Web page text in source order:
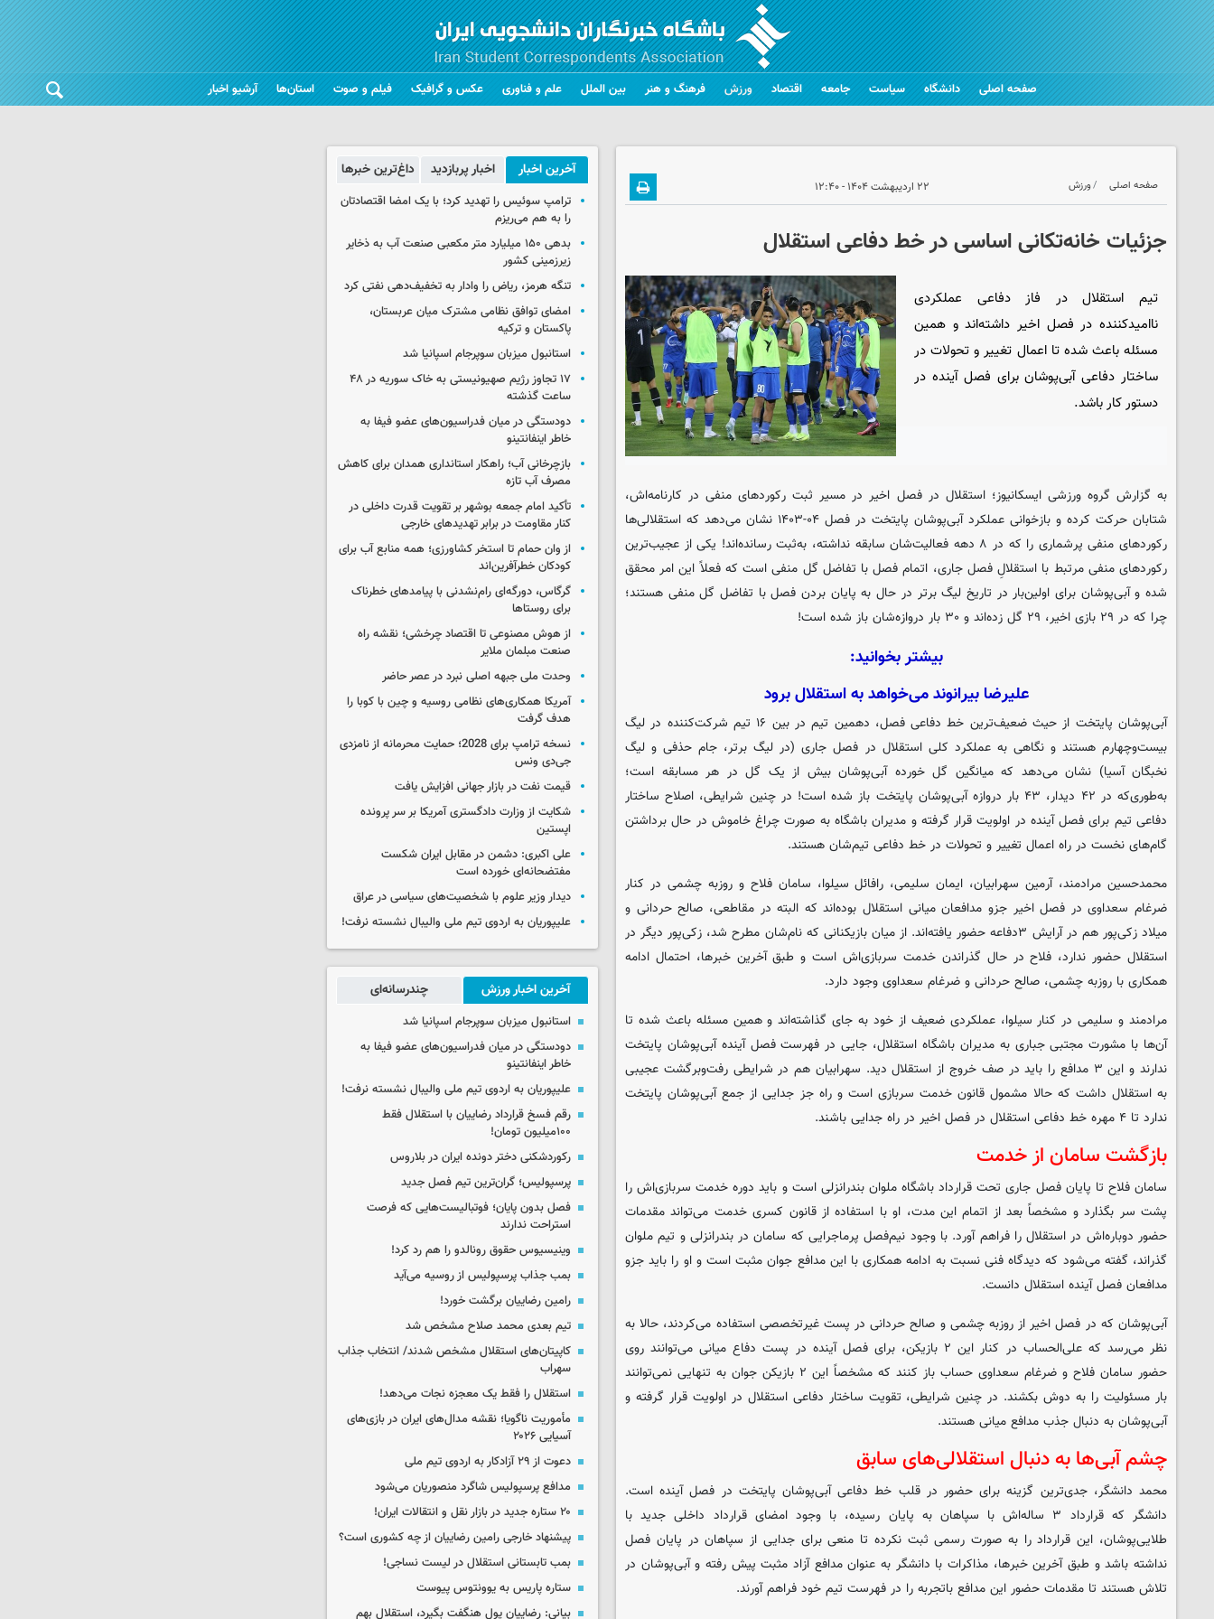
صفحه اصلی دانشگاه سیاست جامعه اقتصاد ورزش فرهنگ و هنر بین الملل علم و فناوری عکس و گرافیک فیلم و صوت استان‌ها آرشیو اخبار
صفحه اصلی ورزش ۲۲ اردیبهشت ۱۴۰۴ - ۱۲:۴۰
جزئیات خانه‌تکانی اساسی در خط دفاعی استقلال
تیم استقلال در فاز دفاعی عملکردی
ناامیدکننده در فصل اخیر داشته‌اند و همین
مسئله باعث شده تا اعمال تغییر و تحولات در
ساختار دفاعی آبی‌پوشان برای فصل آینده در
دستور کار باشد.
به گزارش گروه ورزشیایسکانیوز؛ استقلال در فصل اخیر در مسیر ثبت رکوردهای منفی در کارنامه‌اش،
شتابان حرکت کرده و بازخوانی عملکرد آبی‌پوشان پایتخت در فصل ۰۴-۱۴۰۳ نشان می‌دهد که استقلالی‌ها
رکوردهای منفی پرشماری را که در ۸ دهه فعالیت‌شان سابقه نداشته، به‌ثبت رسانده‌اند! یکی از عجیب‌ترین
رکوردهای منفی مرتبط با استقلالِ فصل جاری، اتمام فصل با تفاضل گل منفی است که فعلاً این امر محقق
شده و آبی‌پوشان برای اولین‌بار در تاریخ لیگ برتر در حال به پایان بردن فصل با تفاضل گل منفی هستند؛
چرا که در ۲۹ بازی اخیر، ۲۹ گل زده‌اند و ۳۰ بار دروازه‌شان باز شده است!
بیشتر بخوانید:
علیرضا بیرانوند می‌خواهد به استقلال برود
آبی‌پوشان پایتخت از حیث ضعیف‌ترین خط دفاعی فصل، دهمین تیم در بین ۱۶ تیم شرکت‌کننده در لیگ
بیست‌وچهارم هستند و نگاهی به عملکرد کلی استقلال در فصل جاری (در لیگ برتر، جام حذفی و لیگ
نخبگان آسیا) نشان می‌دهد که میانگین گل خورده آبی‌پوشان بیش از یک گل در هر مسابقه است؛
به‌طوری‌که در ۴۲ دیدار، ۴۳ بار دروازه آبی‌پوشان پایتخت باز شده است! در چنین شرایطی، اصلاح ساختار
دفاعی تیم برای فصل آینده در اولویت قرار گرفته و مدیران باشگاه به صورت چراغ خاموش در حال برداشتن
گام‌های نخست در راه اعمال تغییر و تحولات در خط دفاعی تیم‌شان هستند.
محمدحسین مرادمند، آرمین سهرابیان، ایمان سلیمی، رافائل سیلوا، سامان فلاح و روزبه چشمی در کنار
ضرغام سعداوی در فصل اخیر جزو مدافعان میانی استقلال بوده‌اند که البته در مقاطعی، صالح حردانی و
میلاد زکی‌پور هم در آرایش ۳دفاعه حضور یافته‌اند. از میان بازیکنانی که نام‌شان مطرح شد، زکی‌پور دیگر در
استقلال حضور ندارد، فلاح در حال گذراندن خدمت سربازی‌اش است و طبق آخرین خبرها، احتمال ادامه
همکاری با روزبه چشمی، صالح حردانی و ضرغام سعداوی وجود دارد.
مرادمند و سلیمی در کنار سیلوا، عملکردی ضعیف از خود به جای گذاشته‌اند و همین مسئله باعث شده تا
آن‌ها با مشورت مجتبی جباری به مدیران باشگاه استقلال، جایی در فهرست فصل آینده آبی‌پوشان پایتخت
ندارند و این ۳ مدافع را باید در صف خروج از استقلال دید. سهرابیان هم در شرایطی رفت‌وبرگشت عجیبی
به استقلال داشت که حالا مشمول قانون خدمت سربازی است و راه جز جدایی از جمع آبی‌پوشان پایتخت
ندارد تا ۴ مهره خط دفاعی استقلال در فصل اخیر در راه جدایی باشند.
بازگشت سامان از خدمت
سامان فلاح تا پایان فصل جاری تحت قرارداد باشگاه ملوان بندرانزلی است و باید دوره خدمت سربازی‌اش را
پشت سر بگذارد و مشخصاً بعد از اتمام این مدت، او با استفاده از قانون کسری خدمت می‌تواند مقدمات
حضور دوباره‌اش در استقلال را فراهم آورد. با وجود نیم‌فصل پرماجرایی که سامان در بندرانزلی و تیم ملوان
گذراند، گفته می‌شود که دیدگاه فنی نسبت به ادامه همکاری با این مدافع جوان مثبت است و او را باید جزو
مدافعان فصل آینده استقلال دانست.
آبی‌پوشان که در فصل اخیر از روزبه چشمی و صالح حردانی در پست غیرتخصصی استفاده می‌کردند، حالا به
نظر می‌رسد که علی‌الحساب در کنار این ۲ بازیکن، برای فصل آینده در پست دفاع میانی می‌توانند روی
حضور سامان فلاح و ضرغام سعداوی حساب باز کنند که مشخصاً این ۲ بازیکن جوان به تنهایی نمی‌توانند
بار مسئولیت را به دوش بکشند. در چنین شرایطی، تقویت ساختار دفاعی استقلال در اولویت قرار گرفته و
آبی‌پوشان به دنبال جذب مدافع میانی هستند.
چشم آبی‌ها به دنبال استقلالی‌های سابق
محمد دانشگر، جدی‌ترین گزینه برای حضور در قلب خط دفاعی آبی‌پوشان پایتخت در فصل آینده است.
دانشگر که قرارداد ۳ ساله‌اش با سپاهان به پایان رسیده، با وجود امضای قرارداد داخلی جدید با
طلایی‌پوشان، این قرارداد را به صورت رسمی ثبت نکرده تا منعی برای جدایی از سپاهان در پایان فصل
نداشته باشد و طبق آخرین خبرها، مذاکرات با دانشگر به عنوان مدافع آزاد مثبت پیش رفته و آبی‌پوشان در
تلاش هستند تا مقدمات حضور این مدافع باتجربه را در فهرست تیم خود فراهم آورند.
آخرین اخبار اخبار پربازدید داغ‌ترین خبرها
ترامپ سوئیس را تهدید کرد؛ با یک امضا اقتصادتان
را به هم می‌ریزم
بدهی ۱۵۰ میلیارد متر مکعبی صنعت آب به ذخایر
زیرزمینی کشور
تنگه هرمز، ریاض را وادار به تخفیف‌دهی نفتی کرد
امضای توافق نظامی مشترک میان عربستان،
پاکستان و ترکیه
استانبول میزبان سوپرجام اسپانیا شد
۱۷ تجاوز رژیم صهیونیستی به خاک سوریه در ۴۸
ساعت گذشته
دودستگی در میان فدراسیون‌های عضو فیفا به
خاطر اینفانتینو
بازچرخانی آب؛ راهکار استانداری همدان برای کاهش
مصرف آب تازه
تأکید امام جمعه بوشهر بر تقویت قدرت داخلی در
کنار مقاومت در برابر تهدیدهای خارجی
از وان حمام تا استخر کشاورزی؛ همه منابع آب برای
کودکان خطرآفرین‌اند
گرگاس، دورگه‌ای رام‌نشدنی با پیامدهای خطرناک
برای روستاها
از هوش مصنوعی تا اقتصاد چرخشی؛ نقشه راه
صنعت مبلمان ملایر
وحدت ملی جبهه اصلی نبرد در عصر حاضر
آمریکا همکاری‌های نظامی روسیه و چین با کوبا را
هدف گرفت
نسخه ترامپ برای 2028؛ حمایت محرمانه از نامزدی
جی‌دی ونس
قیمت نفت در بازار جهانی افزایش یافت
شکایت از وزارت دادگستری آمریکا بر سر پرونده
اپستین
علی اکبری: دشمن در مقابل ایران شکست
مفتضحانه‌ای خورده است
دیدار وزیر علوم با شخصیت‌های سیاسی در عراق
علیپوریان به اردوی تیم ملی والیبال نشسته نرفت!
آخرین اخبار ورزش چندرسانه‌ای
استانبول میزبان سوپرجام اسپانیا شد
دودستگی در میان فدراسیون‌های عضو فیفا به
خاطر اینفانتینو
علیپوریان به اردوی تیم ملی والیبال نشسته نرفت!
رقم فسخ قرارداد رضاییان با استقلال فقط
۱۰۰میلیون تومان!
رکوردشکنی دختر دونده ایران در بلاروس
پرسپولیس؛ گران‌ترین تیم فصل جدید
فصل بدون پایان؛ فوتبالیست‌هایی که فرصت
استراحت ندارند
وینیسیوس حقوق رونالدو را هم رد کرد!
بمب جذاب پرسپولیس از روسیه می‌آید
رامین رضاییان برگشت خورد!
تیم بعدی محمد صلاح مشخص شد
کاپیتان‌های استقلال مشخص شدند/ انتخاب جذاب
سهراب
استقلال را فقط یک معجزه نجات می‌دهد!
مأموریت ناگویا؛ نقشه مدال‌های ایران در بازی‌های
آسیایی ۲۰۲۶
دعوت از ۲۹ آزادکار به اردوی تیم ملی
مدافع پرسپولیس شاگرد منصوریان می‌شود
۲۰ ستاره جدید در بازار نقل و انتقالات ایران!
پیشنهاد خارجی رامین رضاییان از چه کشوری است؟
بمب تابستانی استقلال در لیست نساجی!
ستاره پاریس به یوونتوس پیوست
بیانی: رضاییان پول هنگفت بگیرد، استقلال بهم